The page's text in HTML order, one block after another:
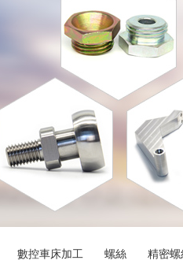
數控車床加工 螺絲 精密螺